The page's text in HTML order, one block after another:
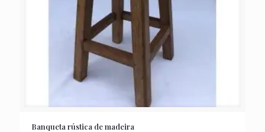
Banqueta rústica de madeira